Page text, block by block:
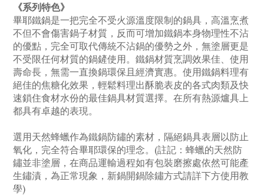
《系列特色》
畢耶鐵鍋是一把完全不受火源溫度限制的鍋具，高溫烹煮
不但不會傷害鍋子材質，反而可增加鐵鍋本身物理性不沾
的優點，完全可取代傳統不沾鍋的優勢之外，無塗層更是
不受限任何材質的鍋鏟使用。鐵鍋材質烹調效果佳、使用
壽命長，無需一直換鍋環保且經濟實惠。使用鐵鍋料理有
絕佳的焦糖化效果，輕鬆料理出酥脆表皮的各式肉類及快
速鎖住食材水份的最佳鍋具材質選擇。在所有熱源爐具上
都具有卓越的表現。
選用天然蜂蠟作為鐵鍋防鏽的素材，隔絕鍋具表層以防止
氧化，完全符合畢耶環保的理念。(註記：蜂蠟的天然防
鏽並非塗層，在商品運輸過程如有包裝磨擦處依然可能產
生鏽漬，為正常現象，新鍋開鍋除鏽方式請詳下方使用教
學)